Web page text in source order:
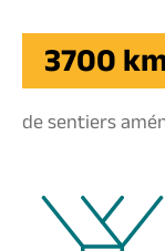
3700
de sentiers